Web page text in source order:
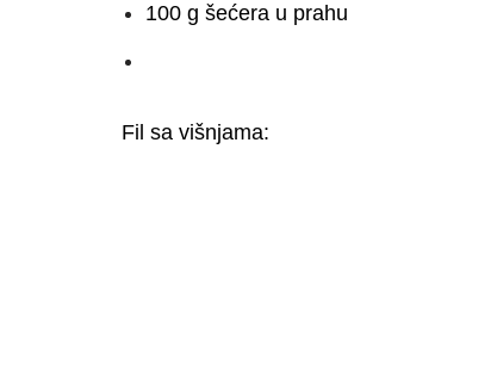
100 g šećera u prahu
Fil sa višnjama: